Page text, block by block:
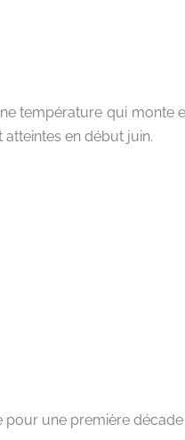
température qui monte
en début juin.
pour une première décade